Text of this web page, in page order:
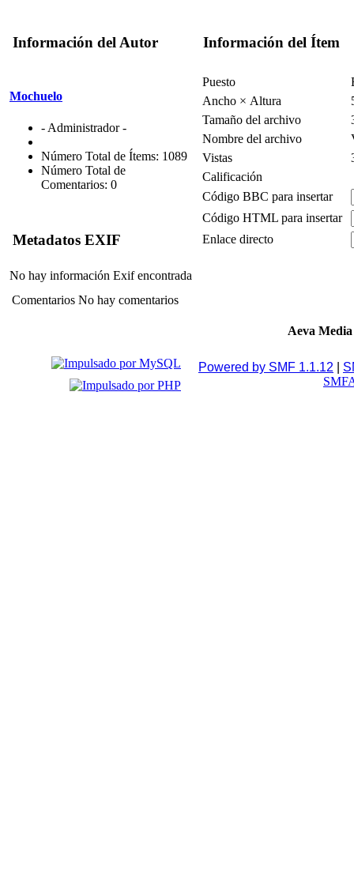
Información del Autor Información del Ítem
Mochuelo
- Administrador -
Número Total de Ítems: 1089
Número Total de
Comentarios: 0
Puesto
Ancho × Altura
Tamaño del archivo
Nombre del archivo
Vistas
Calificación
Código BBC para insertar
Código HTML para insertar
Enlace directo
Metadatos EXIF
No hay información Exif encontrada
Comentarios No hay comentarios
Aeva Media
Powered by SMF 1.1.12